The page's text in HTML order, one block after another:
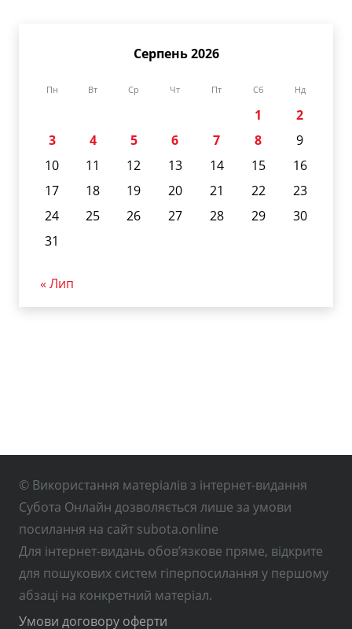
Серпень 2026
Пн Вт Ср Чт Пт Сб Нд
1
2
3
4 5 6 7 8
9
10
11 12 13 14 15
16
17
18 19 20 21 22
23
24
25 26 27 28 29
30
31
« Лип
© Використання матеріалів з інтернет-видання
Субота Онлайн дозволяється лише за умови
посилання на сайт subota.online
Для інтернет-видань обов’язкове пряме, відкрите
для пошукових систем гіперпосилання у першому
абзаці на конкретний матеріал.
Умови договору оферти